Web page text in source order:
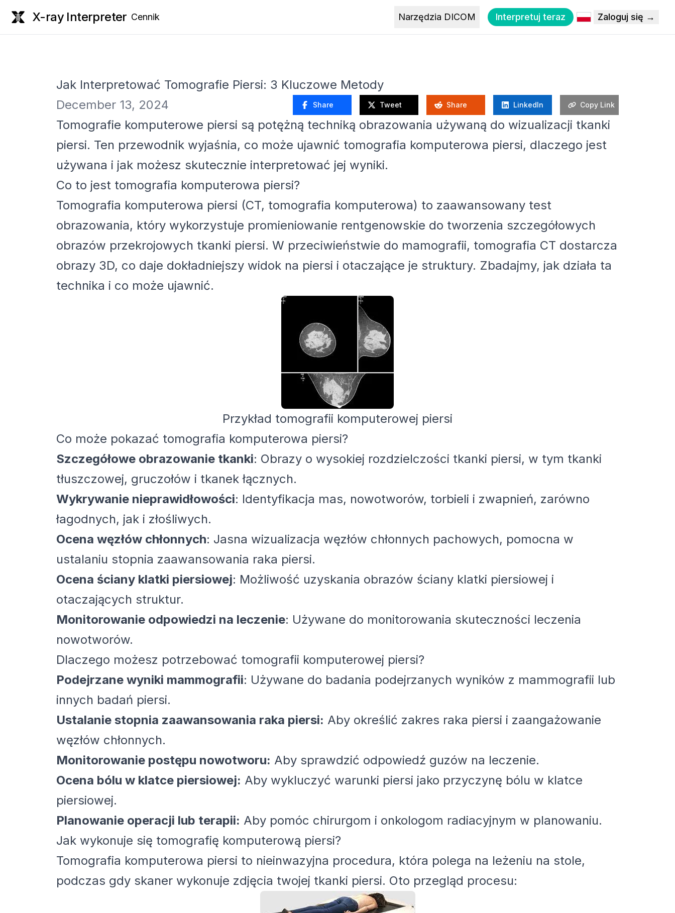
X-ray Interpreter Cennik Narzędzia DICOM Interpretuj teraz Zaloguj się →
Jak Interpretować Tomografie Piersi: 3 Kluczowe Metody
December 13, 2024
Share Tweet Share LinkedIn Copy Link
Tomografie komputerowe piersi są potężną techniką obrazowania używaną do wizualizacji tkanki
piersi. Ten przewodnik wyjaśnia, co może ujawnić tomografia komputerowa piersi, dlaczego jest
używana i jak możesz skutecznie interpretować jej wyniki.
Co to jest tomografia komputerowa piersi?
Tomografia komputerowa piersi (CT, tomografia komputerowa) to zaawansowany test
obrazowania, który wykorzystuje promieniowanie rentgenowskie do tworzenia szczegółowych
obrazów przekrojowych tkanki piersi. W przeciwieństwie do mamografii, tomografia CT dostarcza
obrazy 3D, co daje dokładniejszy widok na piersi i otaczające je struktury. Zbadajmy, jak działa ta
technika i co może ujawnić.
Przykład tomografii komputerowej piersi
Co może pokazać tomografia komputerowa piersi?
Szczegółowe obrazowanie tkanki: Obrazy o wysokiej rozdzielczości tkanki piersi, w tym tkanki
tłuszczowej, gruczołów i tkanek łącznych.
Wykrywanie nieprawidłowości: Identyfikacja mas, nowotworów, torbieli i zwapnień, zarówno
łagodnych, jak i złośliwych.
Ocena węzłów chłonnych: Jasna wizualizacja węzłów chłonnych pachowych, pomocna w
ustalaniu stopnia zaawansowania raka piersi.
Ocena ściany klatki piersiowej: Możliwość uzyskania obrazów ściany klatki piersiowej i
otaczających struktur.
Monitorowanie odpowiedzi na leczenie: Używane do monitorowania skuteczności leczenia
nowotworów.
Dlaczego możesz potrzebować tomografii komputerowej piersi?
Podejrzane wyniki mammografii: Używane do badania podejrzanych wyników z mammografii lub
innych badań piersi.
Ustalanie stopnia zaawansowania raka piersi: Aby określić zakres raka piersi i zaangażowanie
węzłów chłonnych.
Monitorowanie postępu nowotworu: Aby sprawdzić odpowiedź guzów na leczenie.
Ocena bólu w klatce piersiowej: Aby wykluczyć warunki piersi jako przyczynę bólu w klatce
piersiowej.
Planowanie operacji lub terapii: Aby pomóc chirurgom i onkologom radiacyjnym w planowaniu.
Jak wykonuje się tomografię komputerową piersi?
Tomografia komputerowa piersi to nieinwazyjna procedura, która polega na leżeniu na stole,
podczas gdy skaner wykonuje zdjęcia twojej tkanki piersi. Oto przegląd procesu: